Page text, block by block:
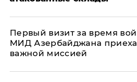
Первый визит за время
МИД Азербайджана
важной миссией